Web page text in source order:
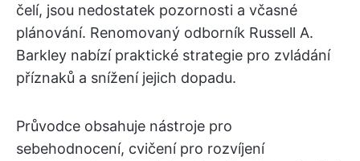
čelí, jsou nedostatek pozornosti a včasné
plánování. Renomovaný odborník Russell A.
Barkley nabízí praktické strategie pro zvládání
příznaků a snížení jejich dopadu.
Průvodce obsahuje nástroje pro
sebehodnocení, cvičení pro rozvíjení